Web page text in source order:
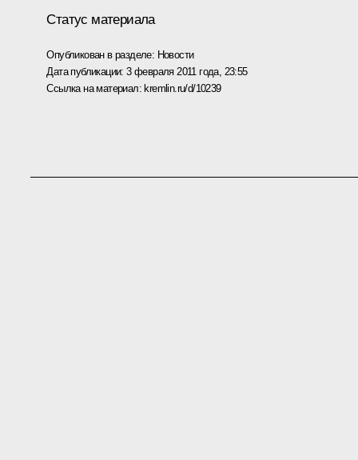
Статус материала
Опубликован в разделе: Новости
Дата публикации:3 февраля 2011 года, 23:55
Ссылка на материал: kremlin.ru/d/10239